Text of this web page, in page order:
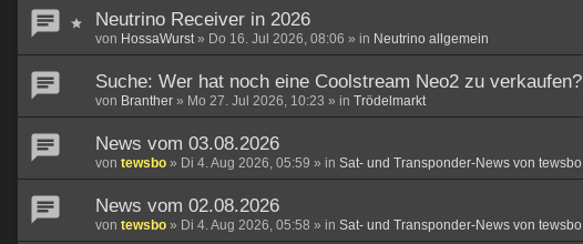
Neutrino Receiver in 2026
von HossaWurst» Do 16. Jul 2026, 08:06 » in Neutrino allgemein
Suche: Wer hat noch eine Coolstream Neo2 zu verkaufen?
von Branther » Mo 27. Jul 2026, 10:23 » in Trödelmarkt
News vom 03.08.2026
von tewsbo » Di 4. Aug 2026, 05:59 » in Sat- und Transponder-News von tewsbo
News vom 02.08.2026
von tewsbo » Di 4. Aug 2026, 05:58 » in Sat- und Transponder-News von tewsbo